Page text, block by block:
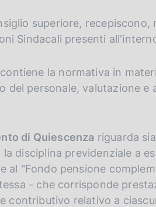
superiore,
Sindacali presenti
contiene la normativa in
del personale, valutazione
di Quiescenza riguarda
disciplina previdenziale a
al "Fondo pensione
- che corrisponde
contributivo relativo a